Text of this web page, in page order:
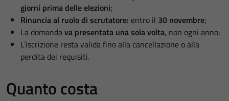
giorni prima delle elezioni;
Rinuncia al ruolo di scrutatore: entro il 30 novembre;
La domandava presentata una sola volta, non ogni anno;
L’iscrizione resta valida fino alla cancellazione o alla
perdita dei requisiti.
Quanto costa